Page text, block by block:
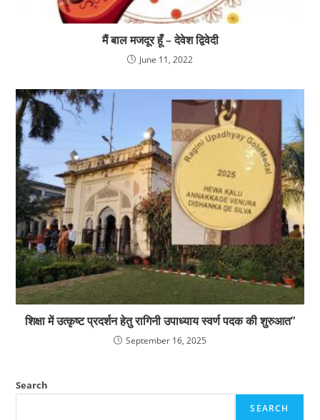
मैं बाल मजदूर हूँ – देवेश द्विवेदी
June 11, 2022
शिक्षा में उत्कृष्ट प्रदर्शन हेतु रागिनी उपाध्याय स्वर्ण पदक की शुरुआत”
September 16, 2025
Search
SEARCH